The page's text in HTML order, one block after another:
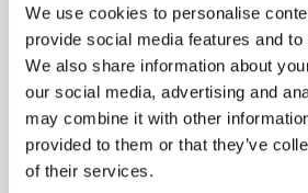
We use cookies to personalise
provide social media features and
We also share information about
our social media, advertising and
may combine it with other
provided to them or that they’ve
of their services.
600,00
699,00€ 1.299,00€
Meer informatie